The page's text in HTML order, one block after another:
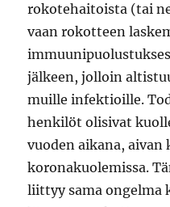
rokotehaitoista (tai
vaan rokotteen
jälkeen, jolloin
muille infektioille.
henkilöt olisivat
vuoden aikana,
koronakuolemissa.
liittyy sama ongelma